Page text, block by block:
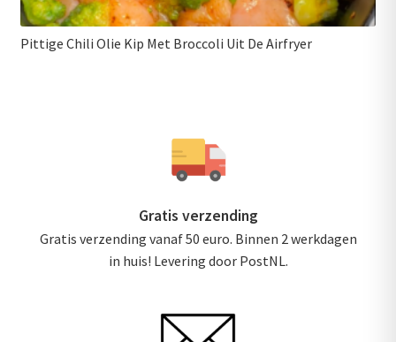
Pittige Chili Olie Kip Met Broccoli Uit De Airfryer
Gratis verzending
Gratis verzending vanaf 50 euro. Binnen 2 werkdagen
in huis! Levering door PostNL.